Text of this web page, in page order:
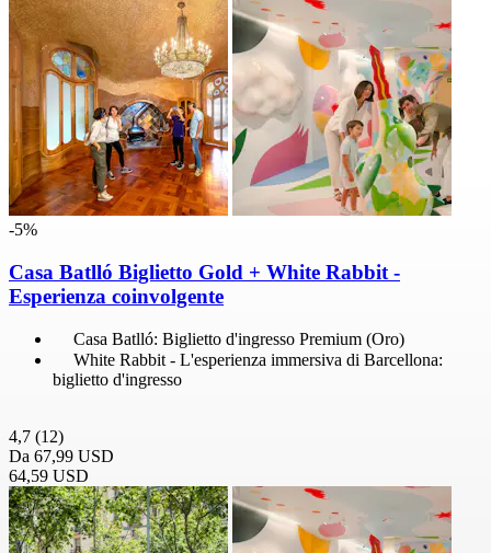
-5%
Casa Batlló Biglietto Gold + White Rabbit -
Esperienza coinvolgente
Casa Batlló: Biglietto d'ingresso Premium (Oro)
White Rabbit - L'esperienza immersiva di Barcellona:
biglietto d'ingresso
4,7 (12)
Da 67,99 USD
64,59 USD